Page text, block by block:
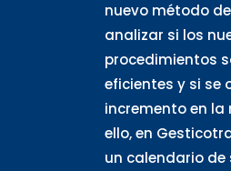
nuevo método
analizar si los
procedimientos
eficientes y si se
incremento en la
ello, en
un calendario